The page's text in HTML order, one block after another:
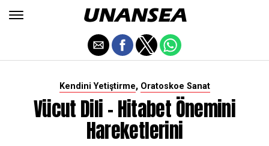
Kendini Yetiştirme, Oratoskoe Sanat
Vücut Dili - Hitabet Önemini
Hareketlerini